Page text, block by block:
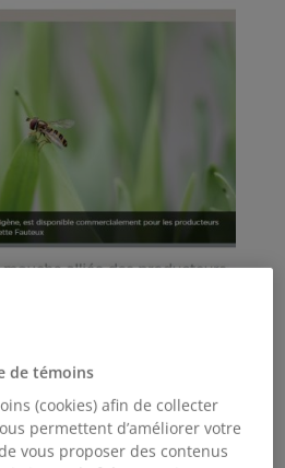
de témoins
(cookies) afin de collecter
permettent d’améliorer votre
vous proposer des contenus